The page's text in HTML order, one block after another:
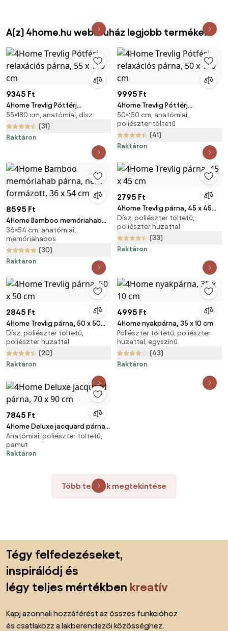
A(z) 4home.hu webáruház legjobb termékei
9345 Ft
4Home Trevlig Pótférj
relaxációs párna, 55 x 180 cm
55×180 cm, anatómiai, dísz
(31)
Raktáron
9995 Ft
4Home Trevlig Pótférj
relaxációs párna, 50 x 150 cm
50×150 cm, anatómiai,
poliészter töltetű
(41)
Raktáron
8595 Ft
4Home Bamboo memóriahab
párna, nem formázott, 36 x 54
cm
36×54 cm, anatómiai,
memóriahabos
(30)
Raktáron
2795 Ft
4Home Trevlig párna, 45 x 45
cm
Dísz, poliészter töltetű,
poliészter huzattal
(33)
Raktáron
2845 Ft
4Home Trevlig párna, 50 x 50
cm
Dísz, poliészter töltetű,
poliészter huzattal
(20)
Raktáron
4995 Ft
4Home nyakpárna, 35 x 10 cm
Poliészter töltetű, poliészter
huzattal, egyszínű
(43)
Raktáron
7845 Ft
4Home Deluxe jacquard párna,
70 x 90 cm
Anatómiai, poliészter töltetű,
pamut
Raktáron
Több termék megtekintése
Tégy felfedezéseket,
inspirálódj és
légy teljes mértékben kreatív
Kapj azonnali hozzáférést az összes funkcióhoz
és csatlakozz a lakberendezői közösséghez.